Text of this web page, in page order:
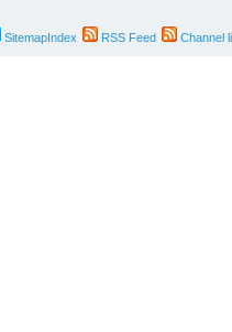
SitemapIndex RSS Feed Channel